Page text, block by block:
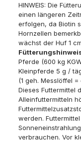
HINWEIS: Die
einen längeren
erfolgen, da Biotin
Hornzellen
wächst der Huf 1
Pferde (600 kg
Kleinpferde 5 g /
(1 geh. Messlöffel =
Dieses Futtermittel
Alleinfuttermitteln
werden.
verbrauchen. Vor